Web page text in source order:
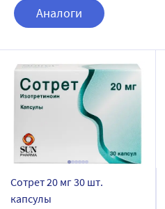
Аналоги
Сотрет 20 мг 30 шт.
капсулы